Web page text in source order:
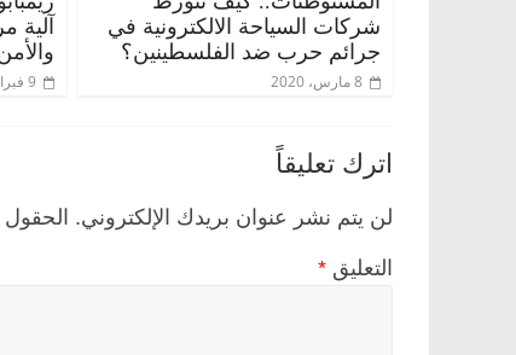
شركات السياحة الالكترونية في
جرائم حرب ضد الفلسطينين؟
8 مارس، 2020
آلية
9 فبراير، 2020
اترك تعليقاً
لن يتم نشر عنوان بريدك الإلكتروني. الحقول
التعليق *